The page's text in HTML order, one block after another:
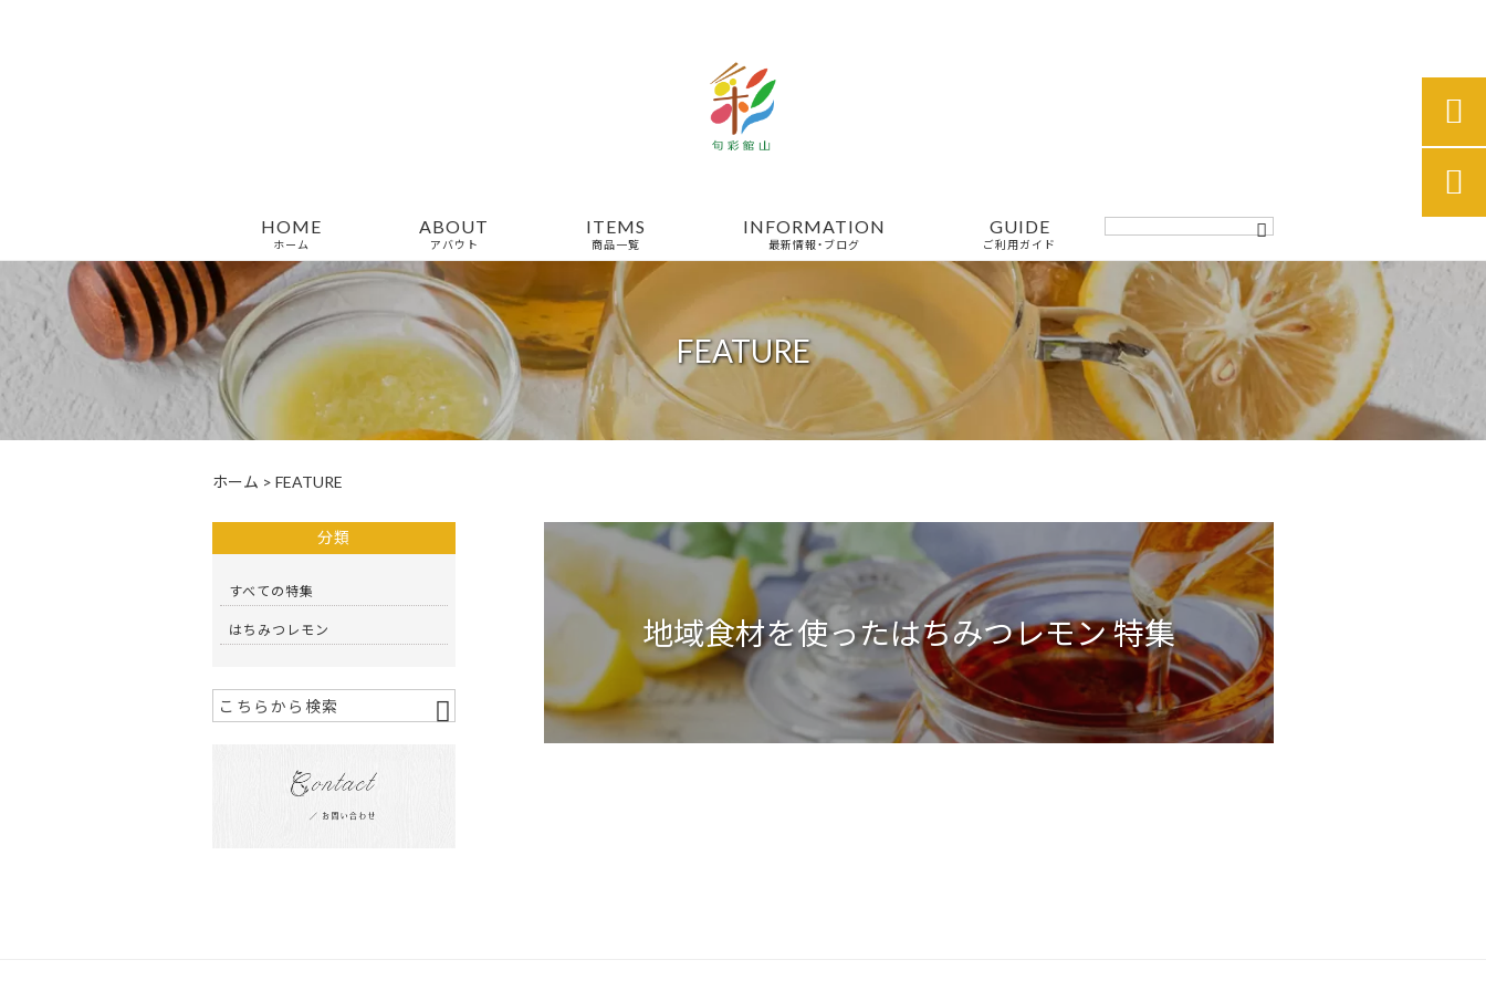
HOME
ホーム
ABOUT
アバウト
ITEMS
商品一覧
INFORMATION
最新情報・ブログ
GUIDE
ご利用ガイド
FEATURE
ホーム > FEATURE
地域食材を使ったはちみつレモン 特集
分類
すべての特集
はちみつレモン

